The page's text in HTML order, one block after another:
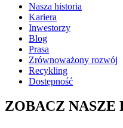
Nasza historia
Kariera
Inwestorzy
Blog
Prasa
Zrównoważony rozwój
Recykling
Dostępność
ZOBACZ NASZE